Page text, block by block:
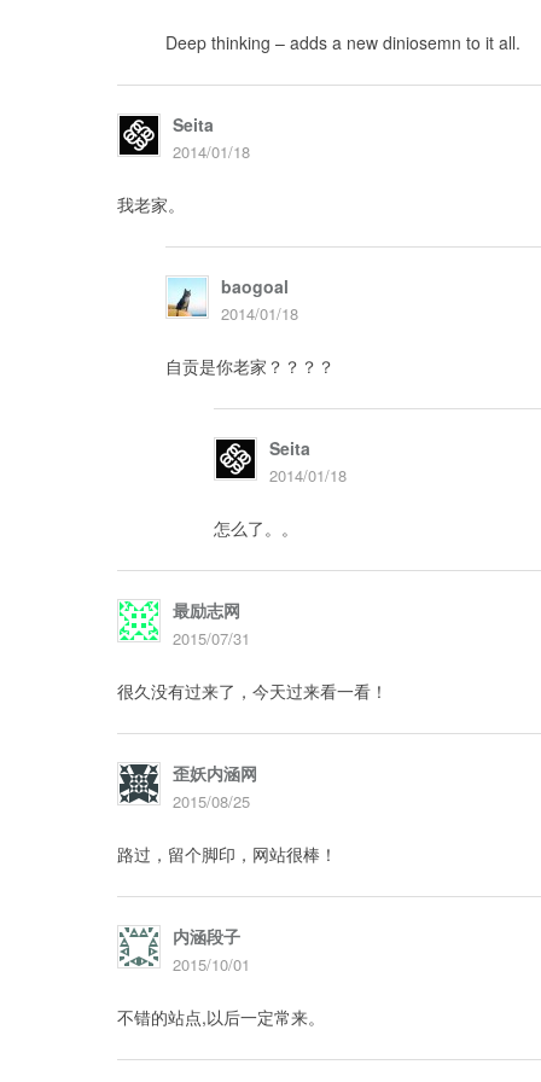
Deep thinking – adds a new diniosemn to it all.
Seita
2014/01/18
我老家。
baogoal
2014/01/18
自贡是你老家？？？？
Seita
2014/01/18
怎么了。。
最励志网
2015/07/31
很久没有过来了，今天过来看一看！
歪妖内涵网
2015/08/25
路过，留个脚印，网站很棒！
内涵段子
2015/10/01
不错的站点,以后一定常来。